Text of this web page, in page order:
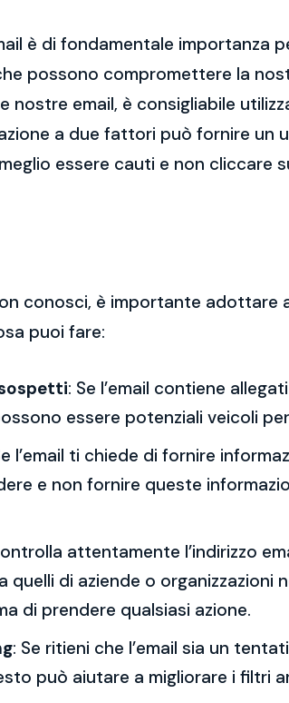
è di fondamentale importanza
possono compromettere la
nostre email, è consigliabile
a due fattori può fornire un
essere cauti e non
conosci, è importante
puoi fare:
: Se l’email contiene
essere potenziali veicoli
l’email ti chiede di fornire
e non fornire queste
attentamente l’indirizzo
quelli di aziende o
di prendere qualsiasi azione.
: Se ritieni che l’email sia un
può aiutare a migliorare i filtri